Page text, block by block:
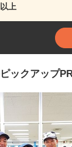
上
ックアップ